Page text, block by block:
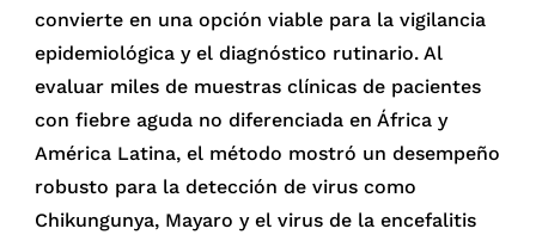
convierte en una opción viable para la vigilancia
epidemiológica y el diagnóstico rutinario. Al
evaluar miles de muestras clínicas de pacientes
con fiebre aguda no diferenciada en África y
América Latina, el método mostró un desempeño
robusto para la detección de virus como
Chikungunya, Mayaro y el virus de la encefalitis